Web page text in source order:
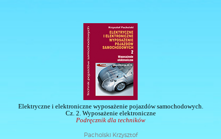
Elektryczne i elektroniczne wyposażenie pojazdów samochodowych.
Cz. 2. Wyposażenie elektroniczne
Podręcznik dla techników
Pacholski Krzysztof